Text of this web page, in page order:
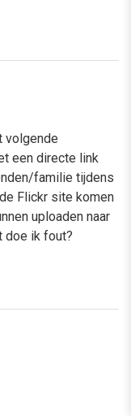
volgende
een directe link
familie tijdens
Flickr site komen
uploaden naar
doe ik fout?